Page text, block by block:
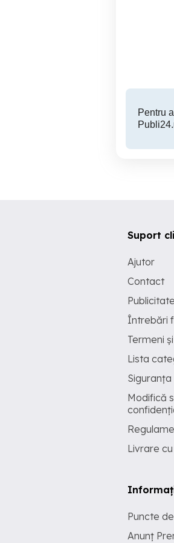
Pentru
Suport
Ajutor
Contact
Publicitate
Întrebări
Termeni
Lista
Modifică
Livrare
Puncte
Anunț